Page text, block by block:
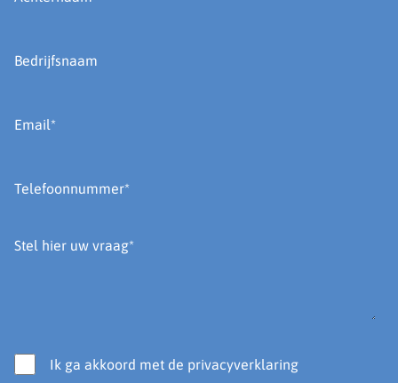
Ik ga akkoord met de privacyverklaring